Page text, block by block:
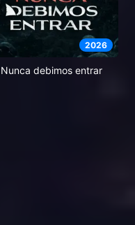
2026
Nunca debimos entrar